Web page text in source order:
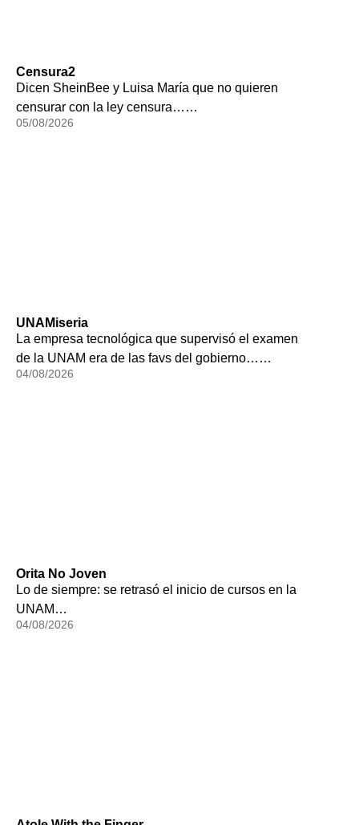
Censura2
Dicen SheinBee y Luisa María que no quieren
censurar con la ley censura……
05/08/2026
UNAMiseria
La empresa tecnológica que supervisó el examen
de la UNAM era de las favs del gobierno……
04/08/2026
Orita No Joven
Lo de siempre: se retrasó el inicio de cursos en la
UNAM…
04/08/2026